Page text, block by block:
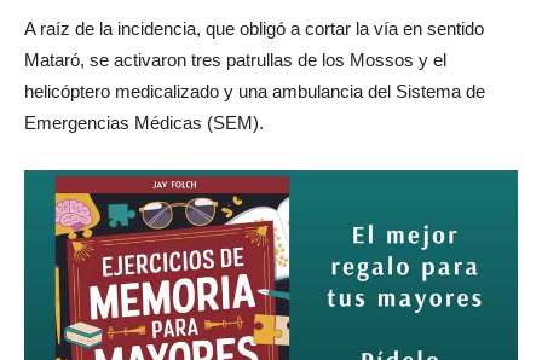
A raíz de la incidencia, que obligó a cortar la vía en sentido
Mataró, se activaron tres patrullas de los Mossos y el
helicóptero medicalizado y una ambulancia del Sistema de
Emergencias Médicas (SEM).